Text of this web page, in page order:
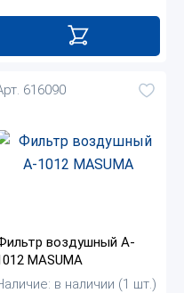
616090
воздушный A-
MASUMA
в наличии (1 шт.)